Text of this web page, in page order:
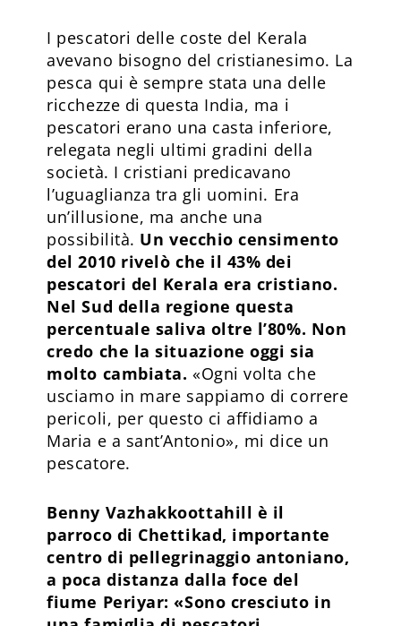
I pescatori delle coste del Kerala
avevano bisogno del cristianesimo. La
pesca qui è sempre stata una delle
ricchezze di questa India, ma i
pescatori erano una casta inferiore,
relegata negli ultimi gradini della
società. I cristiani predicavano
l’uguaglianza tra gli uomini. Era
un’illusione, ma anche una
possibilità. Un vecchio censimento
del 2010 rivelò che il 43% dei
pescatori del Kerala era cristiano.
Nel Sud della regione questa
percentuale saliva oltre l’80%. Non
credo che la situazione oggi sia
molto cambiata. «Ogni volta che
usciamo in mare sappiamo di correre
pericoli, per questo ci affidiamo a
Maria e a sant’Antonio», mi dice un
pescatore.
Benny Vazhakkoottahill è il
parroco di Chettikad, importante
centro di pellegrinaggio antoniano,
a poca distanza dalla foce del
fiume Periyar: «Sono cresciuto in